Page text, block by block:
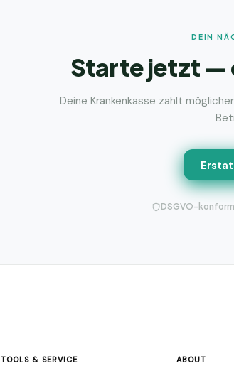
DEIN
Starte jetzt —
Deine Krankenkasse zahlt
DSGVO-konform
TOOLS & SERVICE ABOUT